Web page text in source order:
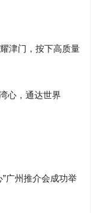
津门，按下高质量
心，通达世界
广州推介会成功举